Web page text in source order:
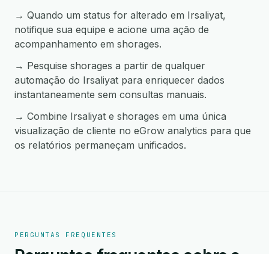
→ Quando um status for alterado em Irsaliyat,
notifique sua equipe e acione uma ação de
acompanhamento em shorages.
→ Pesquise shorages a partir de qualquer
automação do Irsaliyat para enriquecer dados
instantaneamente sem consultas manuais.
→ Combine Irsaliyat e shorages em uma única
visualização de cliente no eGrow analytics para que
os relatórios permaneçam unificados.
PERGUNTAS FREQUENTES